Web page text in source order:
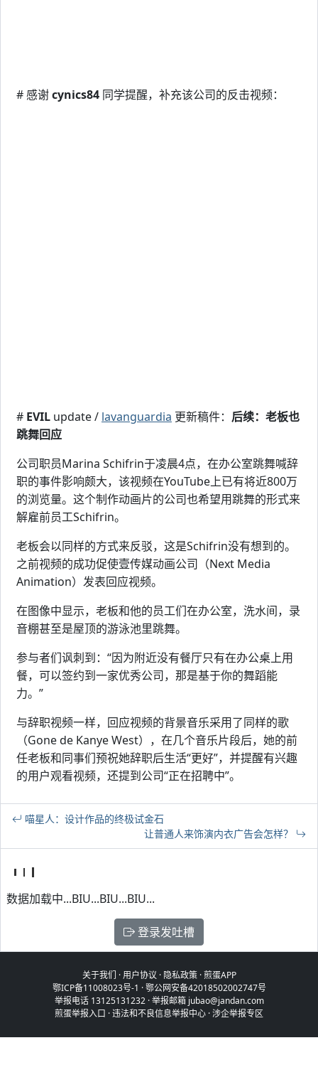
# 感谢cynics84 同学提醒，补充该公司的反击视频：
# EVIL update / lavanguardia 更新稿件： 后续：老板也
跳舞回应
公司职员Marina Schifrin于凌晨4点，在办公室跳舞喊辞
职的事件影响颇大，该视频在YouTube上已有将近800万
的浏览量。这个制作动画片的公司也希望用跳舞的形式来
解雇前员工Schifrin。
老板会以同样的方式来反驳，这是Schifrin没有想到的。
之前视频的成功促使壹传媒动画公司（Next Media
Animation）发表回应视频。
在图像中显示，老板和他的员工们在办公室，洗水间，录
音棚甚至是屋顶的游泳池里跳舞。
参与者们讽刺到：“因为附近没有餐厅只有在办公桌上用
餐，可以签约到一家优秀公司，那是基于你的舞蹈能
力。”
与辞职视频一样，回应视频的背景音乐采用了同样的歌
（Gone de Kanye West），在几个音乐片段后，她的前
任老板和同事们预祝她辞职后生活“更好”，并提醒有兴趣
的用户观看视频，还提到公司“正在招聘中”。
喵星人：设计作品的终极试金石
让普通人来饰演内衣广告会怎样？
数据加载中...BIU...BIU...BIU...
登录发吐槽
关于我们 ·用户协议 · 隐私政策·煎蛋APP
鄂ICP备11008023号-1 ·鄂公网安备42018502002747号
举报电话 13125131232 · 举报邮箱 jubao@jandan.com
煎蛋举报入口 ·违法和不良信息举报中心 ·涉企举报专区